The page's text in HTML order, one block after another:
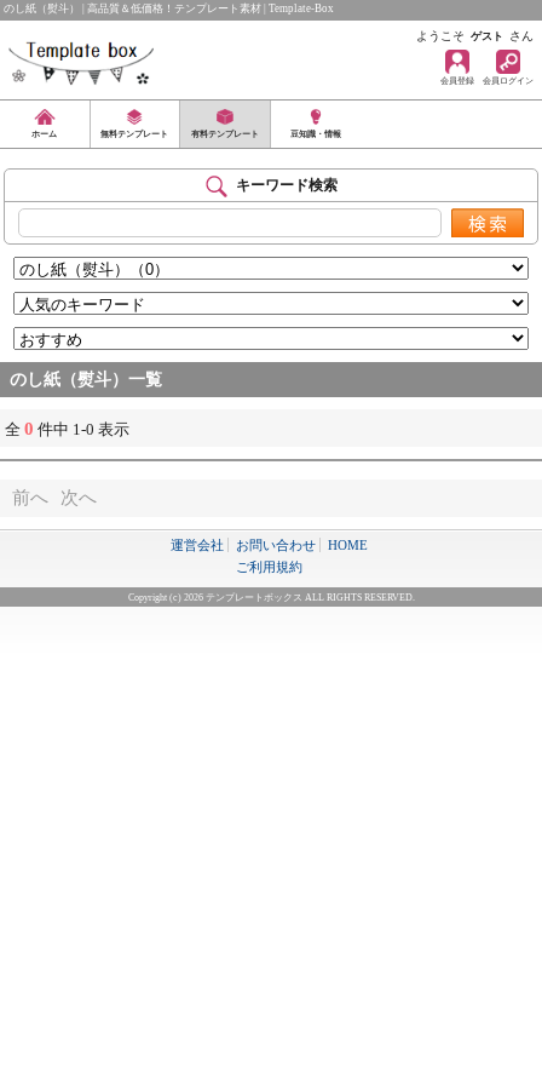
のし紙（熨斗） | 高品質＆低価格！テンプレート素材 | Template-Box
ようこそ ゲスト さん
会員登録 会員ログイン
ホーム 無料テンプレート 有料テンプレート 豆知識・情報
キーワード検索
のし紙（熨斗）一覧
全 0 件中 1-0 表示
前へ 次へ
運営会社 お問い合わせ
HOME
ご利用規約
Copyright (c) 2026 テンプレートボックス ALL RIGHTS RESERVED.